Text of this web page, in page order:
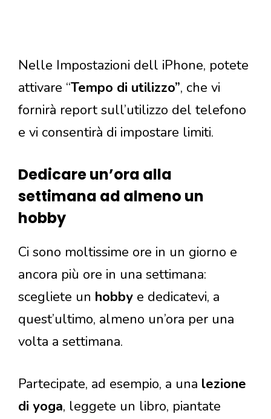
Nelle Impostazioni dell iPhone, potete
attivare “Tempo di utilizzo”, che vi
fornirà report sull’utilizzo del telefono
e vi consentirà di impostare limiti.
Dedicare un’ora alla
settimana ad almeno un
hobby
Ci sono moltissime ore in un giorno e
ancora più ore in una settimana:
scegliete un hobby e dedicatevi, a
quest’ultimo, almeno un’ora per una
volta a settimana.
Partecipate, ad esempio, a una lezione
di yoga, leggete un libro, piantate